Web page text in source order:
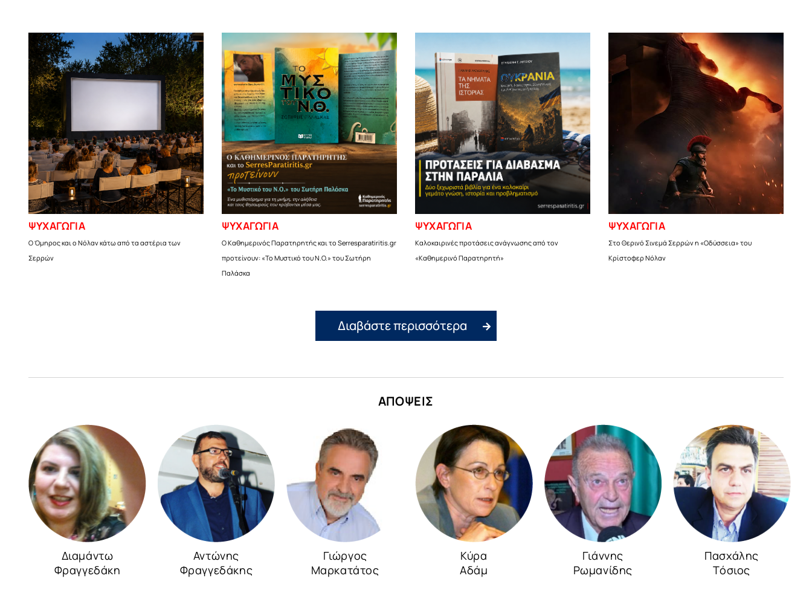
ΨΥΧΑΓΩΓΙΑ
Ο Όμηρος και ο Νόλαν κάτω από τα αστέρια των
Σερρών
ΨΥΧΑΓΩΓΙΑ
Ο Καθημερινός Παρατηρητής και το Serresparatiritis.gr
προτείνουν: «Το Μυστικό του Ν.Ο.» του Σωτήρη
Παλάσκα
ΨΥΧΑΓΩΓΙΑ
Καλοκαιρινές προτάσεις ανάγνωσης από τον
«Καθημερινό Παρατηρητή»
ΨΥΧΑΓΩΓΙΑ
Στο Θερινό Σινεμά Σερρών η «Οδύσσεια» του
Κρίστοφερ Νόλαν
Διαβάστε περισσότερα
ΑΠΟΨΕΙΣ
Διαμάντω
Φραγγεδάκη
Αντώνης
Φραγγεδάκης
Γιώργος
Μαρκατάτος
Κύρα
Αδάμ
Γιάννης
Ρωμανίδης
Πασχάλης
Τόσιος